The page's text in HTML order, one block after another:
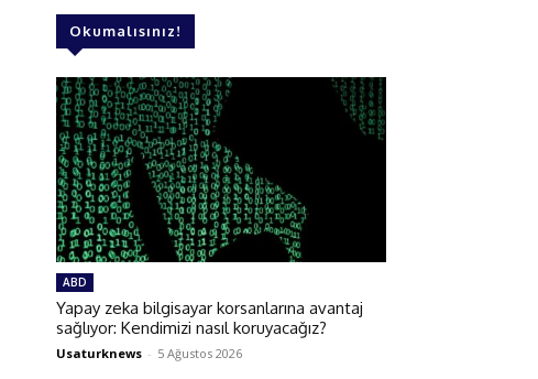
Okumalısınız!
ABD
Yapay zeka bilgisayar korsanlarına avantaj
sağlıyor: Kendimizi nasıl koruyacağız?
Usaturknews - 5 Ağustos 2026